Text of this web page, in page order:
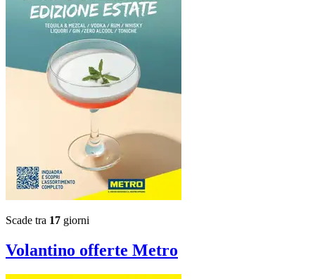
Scade tra 17 giorni
Volantino offerte Metro